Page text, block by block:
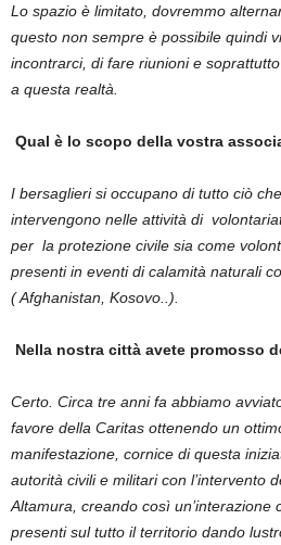
Lo spazio è limitato, dovremmo
questo non sempre è possibile quindi
incontrarci, di fare riunioni e
a questa realtà.
Qual è lo scopo della vostra
I bersaglieri si occupano di tutto ciò
intervengono nelle attività di
per la protezione civile sia come
presenti in eventi di calamità naturali
( Afghanistan, Kosovo..).
Nella nostra città avete promosso
Certo. Circa tre anni fa abbiamo
favore della Caritas ottenendo un
manifestazione, cornice di questa
autorità civili e militari con l’intervento
Altamura, creando così un’interazione
presenti sul tutto il territorio dando